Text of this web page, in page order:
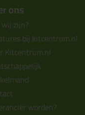
ons
zijn?
bij kitcentrum.nl
Kitcentrum.nl
worden?